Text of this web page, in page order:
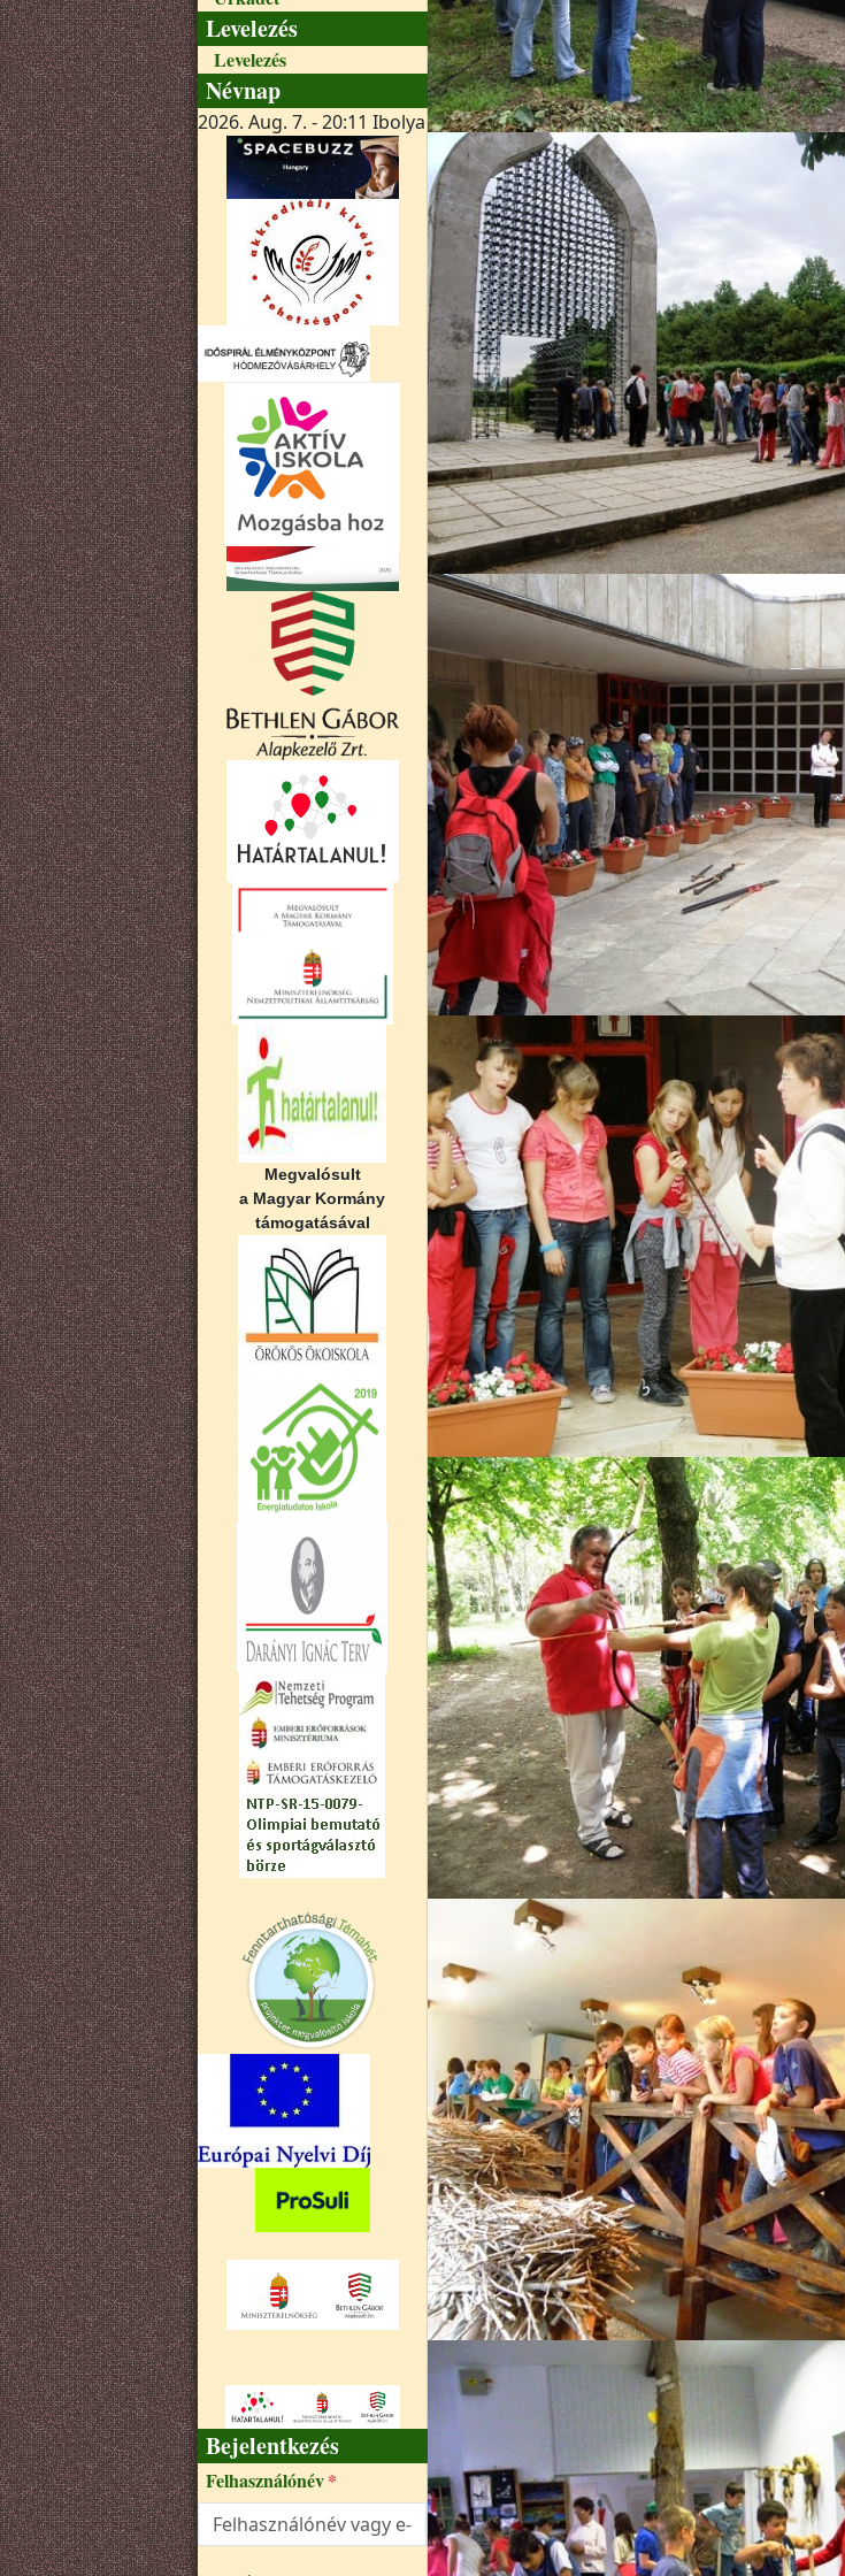
Levelezés
Levelezés
Névnap
2026. Aug. 7. - 20:11 Ibolya
Megvalósult
a Magyar Kormány
támogatásával
Bejelentkezés
Felhasználónév